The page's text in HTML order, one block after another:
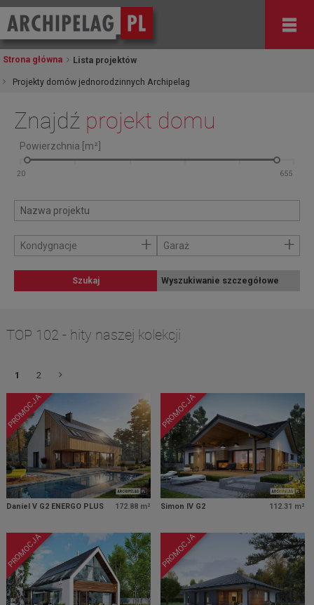
Strona główna Lista projektów
Projekty domów jednorodzinnych Archipelag
Znajdź projekt domu
Powierzchnia [m²]
Kondygnacje + Garaż +
Szukaj Wyszukiwanie szczegółowe
TOP 102 - hity naszej kolekcji
1 2
PROMOCJA
Daniel V G2 ENERGO PLUS 172.88 m²
PROMOCJA
Simon IV G2 112.31 m²
PROMOCJA PROMOCJA